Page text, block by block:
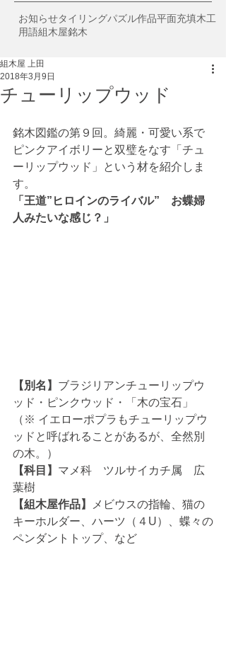
お知らせタイリングパズル作品平面充填木工
用語組木屋銘木
チューリップウッド
組木屋 上田
2018年3月9日
銘木図鑑の第９回。綺麗・可愛い系で
ピンクアイボリーと双璧をなす「チュ
ーリップウッド」という材を紹介しま
す。
「王道”ヒロインのライバル”　お蝶婦
人みたいな感じ？」
【別名】 ブラジリアンチューリップウ
ッド・ピンクウッド・「木の宝石」
（※ イエローポプラもチューリップウ
ッドと呼ばれることがあるが、全然別
の木。）
【科目】 マメ科　ツルサイカチ属　広
葉樹
【組木屋作品】
メビウスの指輪、猫の
キーホルダー、ハーツ（４U）、蝶々の
ペンダントトップ、など